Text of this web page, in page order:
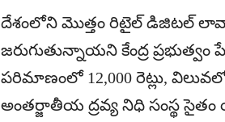
దేశంలోని మొత్తం రిటైల్ డిజిటల్
జరుగుతున్నాయని కేంద్ర
పరిమాణంలో 12,000 రెట్లు,
అంతర్జాతీయ ద్రవ్య నిధి సంస్థ